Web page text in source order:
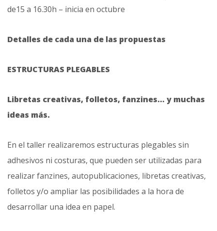
de15 a 16.30h – inicia en octubre
Detalles de cada una de las propuestas
ESTRUCTURAS PLEGABLES
Libretas creativas, folletos, fanzines… y muchas
ideas más.
En el taller realizaremos estructuras plegables sin
adhesivos ni costuras, que pueden ser utilizadas para
realizar fanzines, autopublicaciones, libretas creativas,
folletos y/o ampliar las posibilidades a la hora de
desarrollar una idea en papel.